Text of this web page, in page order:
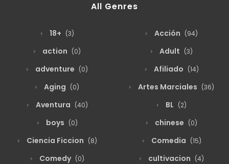
All Genres
18+ (3) Acción (94)
action (0) Adult (3)
adventure (0) Afiliado (14)
Aging (0) Artes Marciales (36)
Aventura (40) BL (2)
boys (0) chinese (0)
Ciencia Ficcion (8) Comedia (15)
Comedy (0) cultivacion (4)